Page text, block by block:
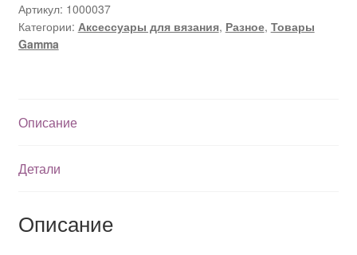
Артикул: 1000037
Категории: Аксессуары для вязания, Разное, Товары
Gamma
Описание
Детали
Описание